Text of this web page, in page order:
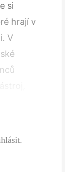
si
hrají v
V